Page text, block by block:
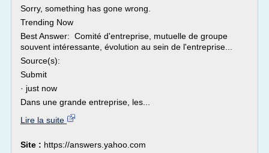
Sorry, something has gone wrong.
Trending Now
Best Answer: Comité d'entreprise, mutuelle de groupe
souvent intéressante, évolution au sein de l'entreprise...
Source(s):
Submit
· just now
Dans une grande entreprise, les...
Lire la suite
Site : https://answers.yahoo.com